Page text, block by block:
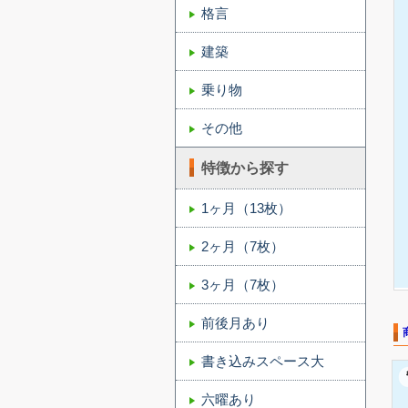
格言
建築
乗り物
その他
特徴から探す
1ヶ月（13枚）
2ヶ月（7枚）
3ヶ月（7枚）
前後月あり
書き込みスペース大
六曜あり